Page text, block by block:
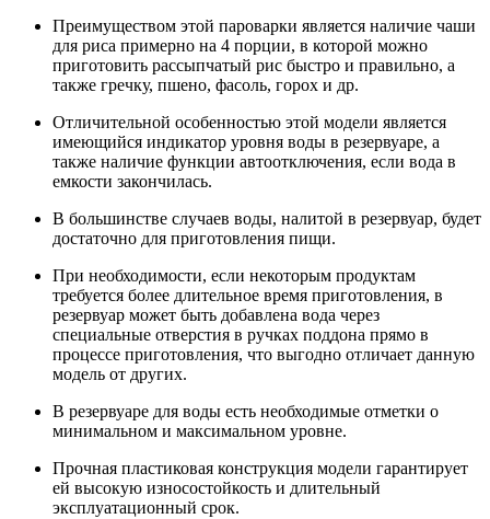
Преимуществом этой пароварки является наличие чаши
для риса примерно на 4 порции, в которой можно
приготовить рассыпчатый рис быстро и правильно, а
также гречку, пшено, фасоль, горох и др.
Отличительной особенностью этой модели является
имеющийся индикатор уровня воды в резервуаре, а
также наличие функции автоотключения, если вода в
емкости закончилась.
В большинстве случаев воды, налитой в резервуар, будет
достаточно для приготовления пищи.
При необходимости, если некоторым продуктам
требуется более длительное время приготовления, в
резервуар может быть добавлена вода через
специальные отверстия в ручках поддона прямо в
процессе приготовления, что выгодно отличает данную
модель от других.
В резервуаре для воды есть необходимые отметки о
минимальном и максимальном уровне.
Прочная пластиковая конструкция модели гарантирует
ей высокую износостойкость и длительный
эксплуатационный срок.